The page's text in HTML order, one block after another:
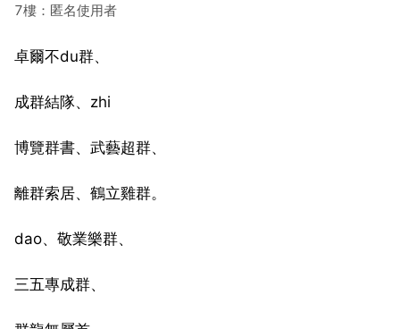
7樓：匿名使用者
卓爾不du群、
成群結隊、zhi
博覽群書、武藝超群、
離群索居、鶴立雞群。
dao、敬業樂群、
三五專成群、